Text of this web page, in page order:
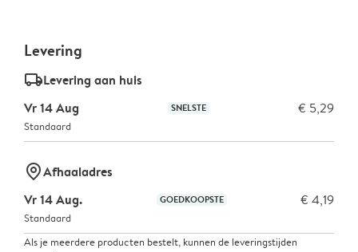
Levering
delivery_standard_v2Levering aan huis
Vr 14 Aug
SNELSTE € 5,29
Standaard
marker-pinAfhaaladres
Vr 14 Aug.
GOEDKOOPSTE € 4,19
Standaard
Als je meerdere producten bestelt, kunnen de leveringstijden